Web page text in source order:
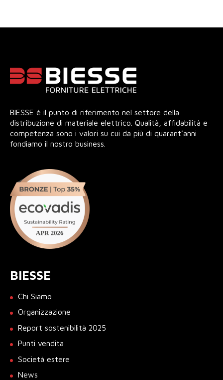
BIESSE è il punto di riferimento nel settore della
distribuzione di materiale elettrico. Qualità, affidabilità e
competenza sono i valori su cui da più di quarant’anni
fondiamo il nostro business.
BIESSE
Chi Siamo
Organizzazione
Report sostenibilità 2025
Punti vendita
Società estere
News